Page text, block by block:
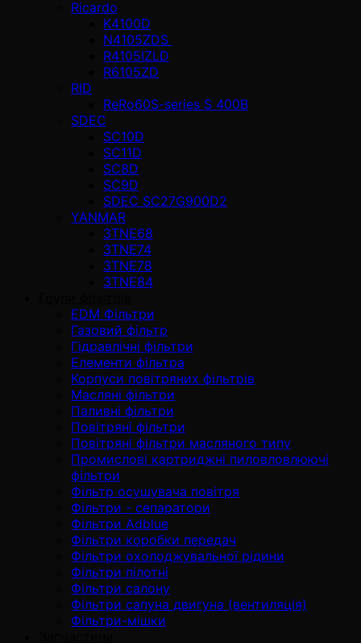
Ricardo
K4100D
N4105ZDS
R4105IZLD
R6105ZD
RID
ReRo60S-series S 400В
SDEC
SC10D
SC11D
SC8D
SC9D
SDEC SC27G900D2
YANMAR
3TNE68
3TNE74
3TNE78
3TNE84
EDM Фільтри
Газовий фільтр
Гідравлічні фільтри
Елементи фільтра
Корпуси повітряних фільтрів
Масляні фільтри
Паливні фільтри
Повітряні фільтри
Повітряні фільтри масляного типу
Промислові картриджні пиловловлюючі
фільтри
Фільтр осушувача повітря
Фільтри - сепаратори
Фільтри Adblue
Фільтри коробки передач
Фільтри охолоджувальної рідини
Фільтри пілотні
Фільтри салону
Фільтри сапуна двигуна (вентиляція)
Фільтри-мішки